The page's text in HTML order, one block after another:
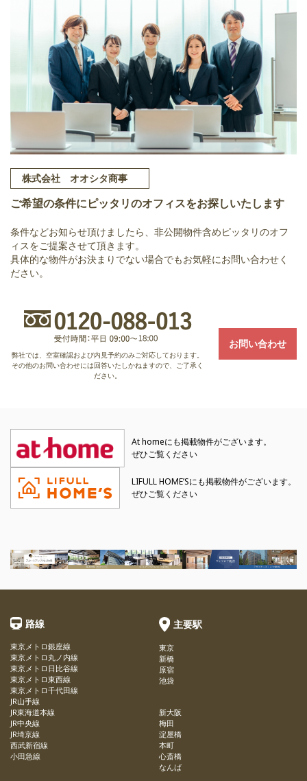
株式会社 オオシタ商事
ご希望の条件にピッタリのオフィスをお探しいたします
条件などお知らせ頂けましたら、非公開物件含めピッタリのオフ
ィスをご提案させて頂きます。
具体的な物件がお決まりでない場合でもお気軽にお問い合わせく
ださい。
弊社では、空室確認および内見予約のみご対応しております。
その他のお問い合わせには回答いたしかねますので、ご了承く
ださい。
お問い合わせ
At homeにも掲載物件がございます。
ぜひご覧ください
LIFULL HOME’Sにも掲載物件がございます。
ぜひご覧ください
路線
東京メトロ銀座線
東京メトロ丸ノ内線
東京メトロ日比谷線
東京メトロ東西線
東京メトロ千代田線
JR山手線
JR東海道本線
JR中央線
JR埼京線
西武新宿線
小田急線
主要駅
東京
新橋
原宿
池袋
新大阪
梅田
淀屋橋
本町
心斎橋
なんば